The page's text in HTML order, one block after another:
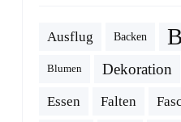
Ausflug Backen
Blumen Dekoration
Essen Falten